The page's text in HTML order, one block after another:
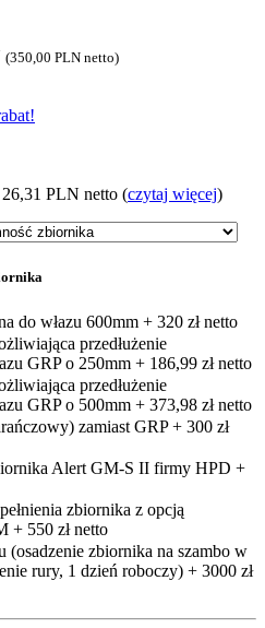
(350,00 PLN netto)
PLN netto (czytaj więcej)
do włazu 600mm + 320 zł netto
przedłużenie
GRP o 250mm + 186,99 zł netto
przedłużenie
GRP o 500mm + 373,98 zł netto
zamiast GRP + 300 zł
Alert GM-S II firmy HPD +
zbiornika z opcją
+ 550 zł netto
(osadzenie zbiornika na szambo w
rury, 1 dzień roboczy) + 3000 zł